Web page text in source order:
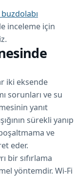
inceleme için
iki eksende
sorunları ve su
yanıt
sürekli yanıp
ve
eder.
bir sıfırlama
yöntemdir. Wi-Fi